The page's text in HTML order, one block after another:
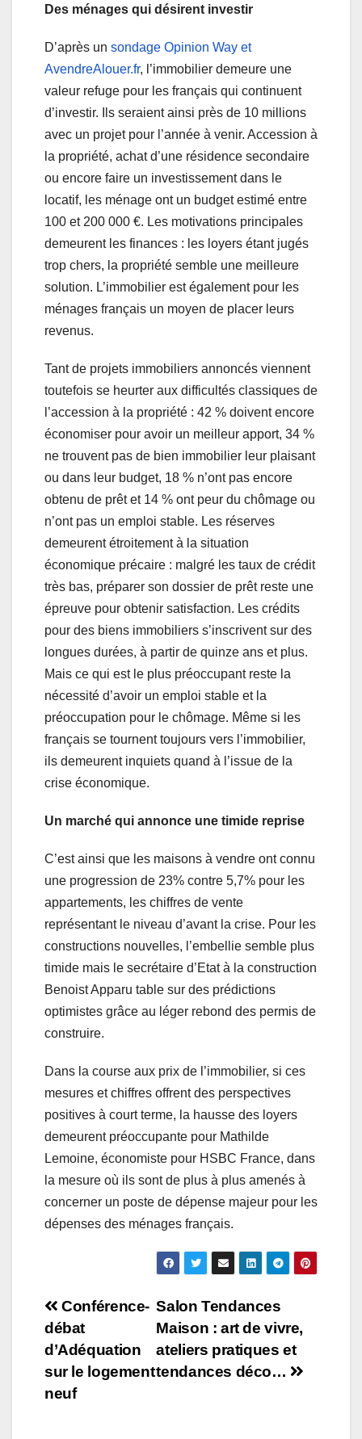
Des ménages qui désirent investir
D’après un sondage Opinion Way et
AvendreAlouer.fr, l’immobilier demeure une
valeur refuge pour les français qui continuent
d’investir. Ils seraient ainsi près de 10 millions
avec un projet pour l’année à venir. Accession à
la propriété, achat d’une résidence secondaire
ou encore faire un investissement dans le
locatif, les ménage ont un budget estimé entre
100 et 200 000 €. Les motivations principales
demeurent les finances : les loyers étant jugés
trop chers, la propriété semble une meilleure
solution. L’immobilier est également pour les
ménages français un moyen de placer leurs
revenus.
Tant de projets immobiliers annoncés viennent
toutefois se heurter aux difficultés classiques de
l’accession à la propriété : 42 % doivent encore
économiser pour avoir un meilleur apport, 34 %
ne trouvent pas de bien immobilier leur plaisant
ou dans leur budget, 18 % n’ont pas encore
obtenu de prêt et 14 % ont peur du chômage ou
n’ont pas un emploi stable. Les réserves
demeurent étroitement à la situation
économique précaire : malgré les taux de crédit
très bas, préparer son dossier de prêt reste une
épreuve pour obtenir satisfaction. Les crédits
pour des biens immobiliers s’inscrivent sur des
longues durées, à partir de quinze ans et plus.
Mais ce qui est le plus préoccupant reste la
nécessité d’avoir un emploi stable et la
préoccupation pour le chômage. Même si les
français se tournent toujours vers l’immobilier,
ils demeurent inquiets quand à l’issue de la
crise économique.
Un marché qui annonce une timide reprise
C’est ainsi que les maisons à vendre ont connu
une progression de 23% contre 5,7% pour les
appartements, les chiffres de vente
représentant le niveau d’avant la crise. Pour les
constructions nouvelles, l’embellie semble plus
timide mais le secrétaire d’Etat à la construction
Benoist Apparu table sur des prédictions
optimistes grâce au léger rebond des permis de
construire.
Dans la course aux prix de l’immobilier, si ces
mesures et chiffres offrent des perspectives
positives à court terme, la hausse des loyers
demeurent préoccupante pour Mathilde
Lemoine, économiste pour HSBC France, dans
la mesure où ils sont de plus à plus amenés à
concerner un poste de dépense majeur pour les
dépenses des ménages français.
Navigation
de
l’article
Salon Tendances
Maison : art de vivre,
ateliers pratiques et
tendances déco…
Conférence-
débat
d’Adéquation
sur le logement
neuf